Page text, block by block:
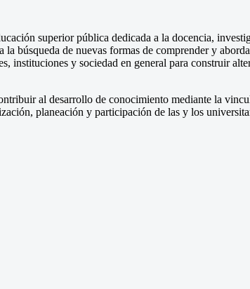
superior pública dedicada a la docencia,
la búsqueda de nuevas formas de comprender y
instituciones y sociedad en general para construir
al desarrollo de conocimiento mediante la
planeación y participación de las y los